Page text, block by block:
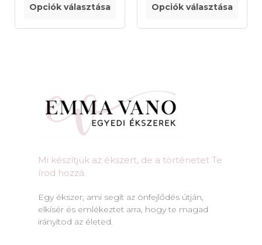
Opciók választása Opciók választása
Mi készítjük az ékszert, de a történetet Te
írod hozzá.​
Egy ékszer, ami segít az önfejlődés útján,
elkísér és emlékeztet arra, hogy te magad
irányítod az életed.